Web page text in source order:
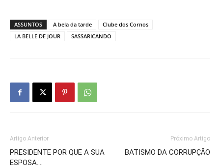
ASSUNTOS A bela da tarde
Clube dos Cornos
LA BELLE DE JOUR
SASSARICANDO
Artigo Anterior
PRESIDENTE POR QUE A SUA
ESPOSA….
Próximo Artigo
BATISMO DA CORRUPÇÃO